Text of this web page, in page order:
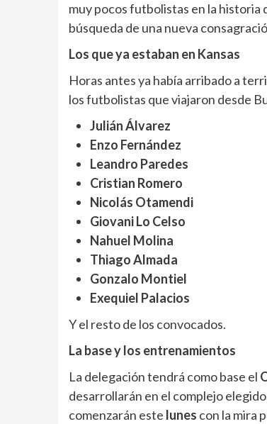
muy pocos futbolistas en la historia
búsqueda de una nueva
Los que ya estaban en Kansas
Horas antes ya había arribado a
los futbolistas que viajaron desde
Julián Álvarez
Enzo Fernández
Leandro Paredes
Cristian Romero
Nicolás Otamendi
Giovani Lo Celso
Nahuel Molina
Thiago Almada
Gonzalo Montiel
Exequiel Palacios
Y el resto de los convocados.
La base y los entrenamientos
La delegación tendrá como base el
desarrollarán en el complejo
comenzarán este lunes con la mira